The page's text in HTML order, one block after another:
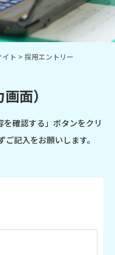
イト > 採用エントリー
面）
確認する」ボタンをクリ
ご記入をお願いします。